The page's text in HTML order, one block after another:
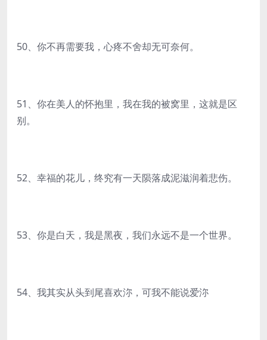
50、你不再需要我，心疼不舍却无可奈何。
51、你在美人的怀抱里，我在我的被窝里，这就是区
别。
52、幸福的花儿，终究有一天陨落成泥滋润着悲伤。
53、你是白天，我是黑夜，我们永远不是一个世界。
54、我其实从头到尾喜欢沵，可我不能说爱沵